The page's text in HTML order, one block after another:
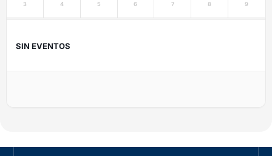
3 4 5 6 7 8 9
SIN EVENTOS